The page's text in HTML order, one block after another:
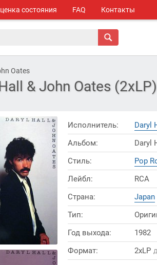
состояния FAQ Контакты
Oates
& John Oates (2xLP)
Исполнитель:
Daryl
Альбом:
Daryl
Стиль:
Pop
Лейбл:
RCA
Страна:
Japan
Тип:
Год выхода:
1982
Формат:
2xLP